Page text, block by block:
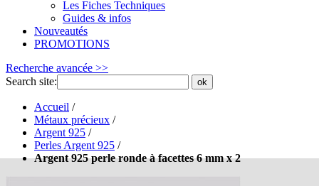
Les Fiches Techniques
Guides & infos
Nouveautés
PROMOTIONS
Recherche avancée >>
Search site:
ok
Accueil /
Métaux précieux /
Argent 925 /
Perles Argent 925 /
Argent 925 perle ronde à facettes 6 mm x 2